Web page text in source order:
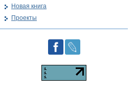
Новая книга
Проекты